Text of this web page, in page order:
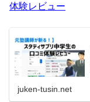
体験レビュー
juken-tusin.net